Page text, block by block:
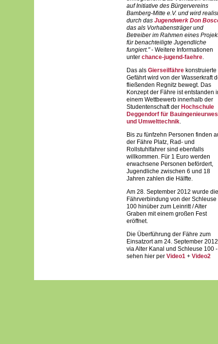
auf Initiative des Bürgervereins
Bamberg-Mitte e.V. und wird
durch das Jugendwerk Don
das als Vorhabensträger und
Betreiber im Rahmen eines
für benachteiligte Jugendliche
fungiert."- Weitere Informationen
unter chance-jugend-faehre.
Das als Gierseilfähre konstruierte
Gefährt wird von der Wasserkraft
fließenden Regnitz bewegt. Das
Konzept der Fähre ist entstanden
einem Wettbewerb innerhalb der
Studentenschaft der Hochschule
Deggendorf für
und Umwelttechnik.
Bis zu fünfzehn Personen finden
der Fähre Platz, Rad- und
Rollstuhlfahrer sind ebenfalls
willkommen. Für 1 Euro werden
erwachsene Personen befördert,
Jugendliche zwischen 6 und 18
Jahren zahlen die Hälfte.
Am 28. September 2012 wurde die
Fährverbindung von der Schleuse
100 hinüber zum Leinritt / Alter
Graben mit einem großen Fest
eröffnet.
Die Überführung der Fähre zum
Einsatzort am 24. September
via Alter Kanal und Schleuse 100
sehen hier per Video1 + Video2